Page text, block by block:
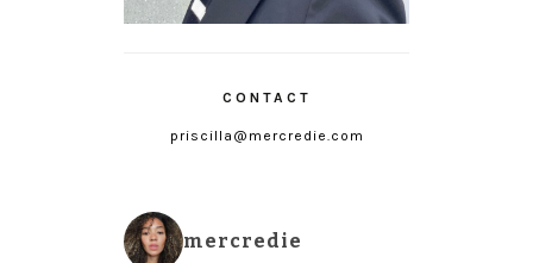
CONTACT
priscilla@mercredie.com
mercredie